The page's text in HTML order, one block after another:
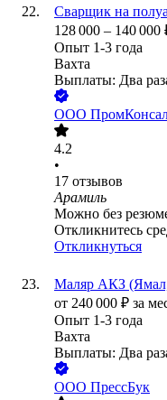
Сварщик на
128 000 – 140 000
Опыт 1-3 года
Вахта
Выплаты: Два
ООО
4.2
•
17 отзывов
Арамиль
Можно без
Откликнитесь
Откликнуться
Маляр АКЗ (Ямал,
от 240 000 ₽ за
Опыт 1-3 года
Вахта
Выплаты: Два
ООО ПрессБук